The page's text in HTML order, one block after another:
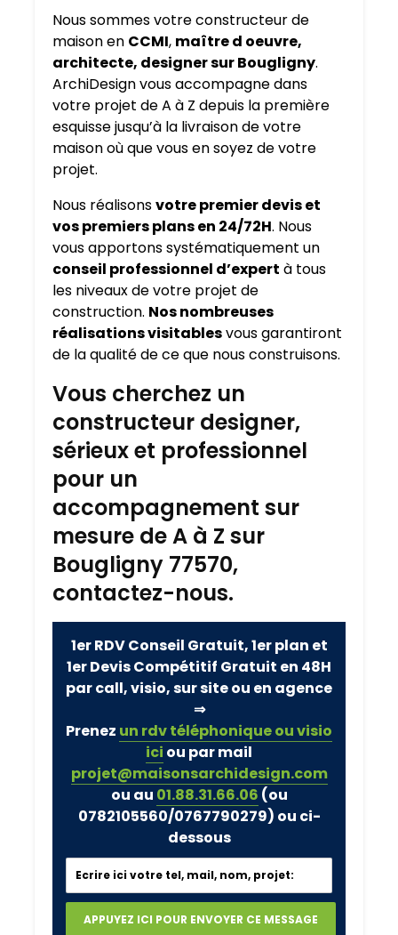
Nous sommes votre constructeur de
maison en CCMI, maître d oeuvre,
architecte, designer sur Bougligny.
ArchiDesign vous accompagne dans
votre projet de A à Z depuis la première
esquisse jusqu’à la livraison de votre
maison où que vous en soyez de votre
projet.
Nous réalisonsvotre premier devis et
vos premiers plans en 24/72H. Nous
vous apportons systématiquement un
conseil professionnel d’expert à tous
les niveaux de votre projet de
construction. Nos nombreuses
réalisations visitablesvous garantiront
de la qualité de ce que nous construisons.
Vous cherchez un
constructeur designer,
sérieux et professionnel
pour un
accompagnement sur
mesure de A à Z sur
Bougligny 77570,
contactez-nous.
1er RDV Conseil Gratuit, 1er plan et
1er Devis Compétitif Gratuit en 48H
par call, visio, sur site ou en agence
⇒
Prenez un rdv téléphonique ou visio
ici ou par mail
projet@maisonsarchidesign.com
ou au 01.88.31.66.06 (ou
0782105560/0767790279) ou ci-
dessous